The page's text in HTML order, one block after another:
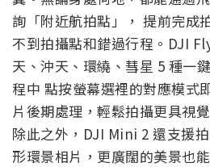
詢「附近航拍點」， 提前完成
不到拍攝點和錯過行程。DJI
天、沖天、環繞、彗星 5 種一
程中 點按螢幕選裡的對應模式
片後期處理，輕鬆拍攝更具視
除此之外，DJI Mini 2 還支援
形環景相片，更廣闊的美景也